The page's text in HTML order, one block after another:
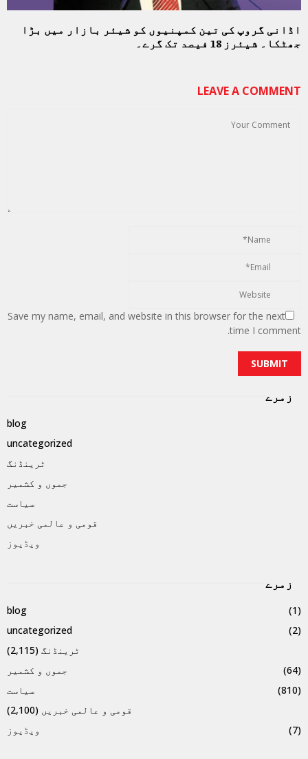
اڈانی گروپ کی تین کمپنیوں کو شیئر بازار میں بڑا
جھٹکا۔ شیئرز 18 فیصد تک گرے۔
LEAVE A COMMENT
Save my name, email, and website in this browser for the next
time I comment.
زمرے
blog
uncategorized
ٹرینڈنگ
جموں و کشمیر
سیاست
قومی و عالمی خبریں
ویڈیوز
زمرے
blog
(1)
uncategorized
(2)
ٹرینڈنگ (2,115)
جموں و کشمیر
(64)
سیاست
(810)
قومی و عالمی خبریں (2,100)
ویڈیوز
(7)